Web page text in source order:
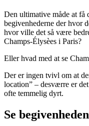
Den ultimative måde at få
begivenhederne der hvor
hvor ville det så være
Champs-Élysèes i Paris?
Eller hvad med at se
Der er ingen tvivl om at
location” – desværre er
ofte temmelig dyrt.
Se